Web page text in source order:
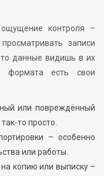
контроля –
записи
данные видишь в их
формата есть свои
или повреждённый
то просто.
– особенно
или работы.
копию или выписку –